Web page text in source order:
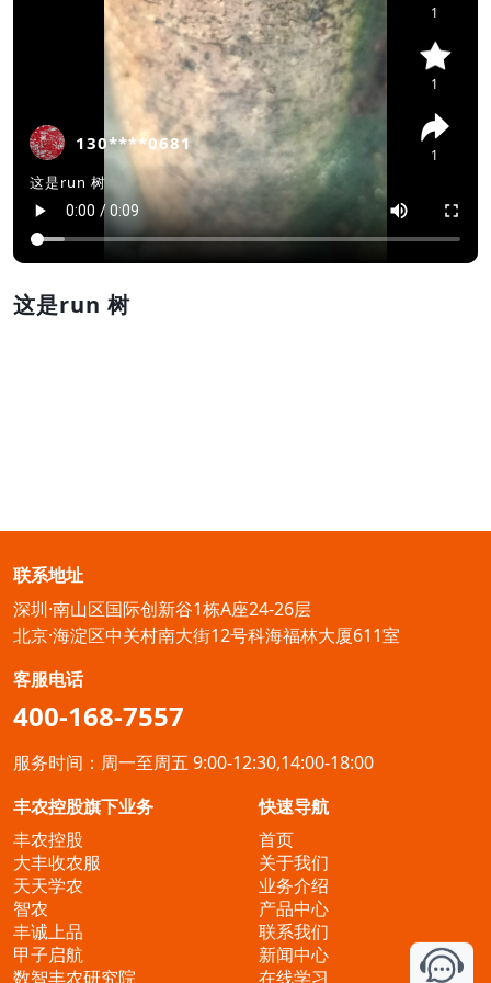
130****0681
这是run 树
1
1
1
这是run 树
联系地址
深圳·南山区国际创新谷1栋A座24-26层
北京·海淀区中关村南大街12号科海福林大厦611室
客服电话
400-168-7557
服务时间：周一至周五 9:00-12:30,14:00-18:00
丰农控股旗下业务
丰农控股
大丰收农服
天天学农
智农
丰诚上品
甲子启航
数智丰农研究院
快速导航
首页
关于我们
业务介绍
产品中心
联系我们
新闻中心
在线学习